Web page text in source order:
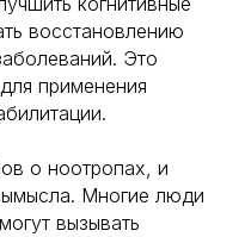
восстановлению
Это
применения
о ноотропах, и
Многие люди
вызывать